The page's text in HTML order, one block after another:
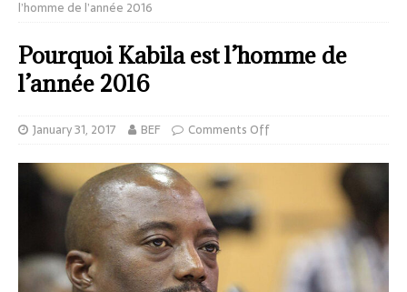
l’homme de l’année 2016
Pourquoi Kabila est l’homme de
l’année 2016
January 31, 2017 BEF Comments Off